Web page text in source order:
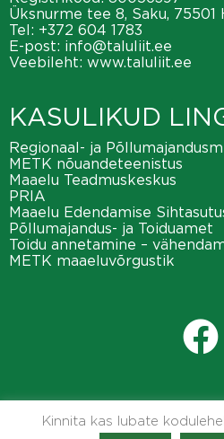
Üksnurme tee 8, Saku, 75501
Tel: +372 604 1783
E-post: info@taluliit.ee
Veebileht: www.taluliit.ee
KASULIKUD
Regionaal- ja
METK nõuandeteenistus
Maaelu Teadmuskeskus
PRIA
Maaelu Edendamise
Põllumajandus- ja Toiduamet
Toidu annetamine –
METK maaeluvõrgustik
Kinnita kas lubate